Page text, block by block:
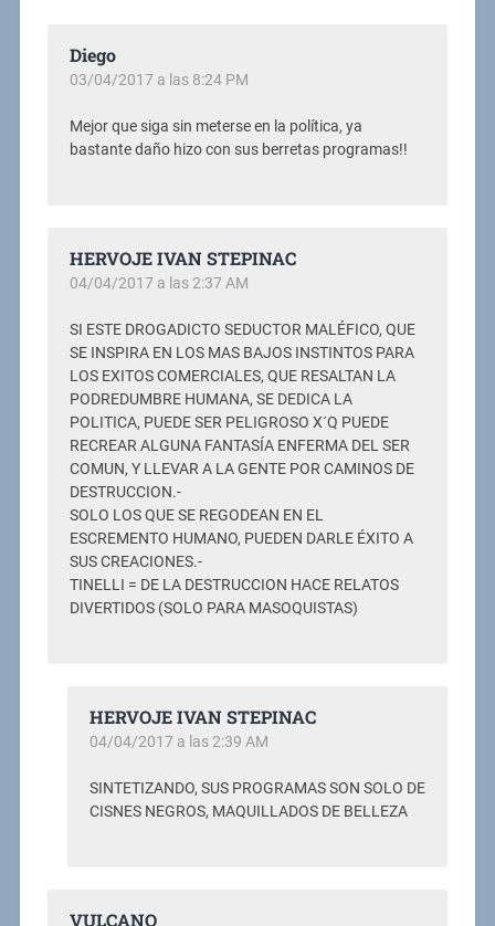
Diego
03/04/2017 a las 8:24 PM
Mejor que siga sin meterse en la política, ya
bastante daño hizo con sus berretas programas!!
HERVOJE IVAN STEPINAC
04/04/2017 a las 2:37 AM
SI ESTE DROGADICTO SEDUCTOR MALÉFICO, QUE
SE INSPIRA EN LOS MAS BAJOS INSTINTOS PARA
LOS EXITOS COMERCIALES, QUE RESALTAN LA
PODREDUMBRE HUMANA, SE DEDICA LA
POLITICA, PUEDE SER PELIGROSO X´Q PUEDE
RECREAR ALGUNA FANTASÍA ENFERMA DEL SER
COMUN, Y LLEVAR A LA GENTE POR CAMINOS DE
DESTRUCCION.-
SOLO LOS QUE SE REGODEAN EN EL
ESCREMENTO HUMANO, PUEDEN DARLE ÉXITO A
SUS CREACIONES.-
TINELLI = DE LA DESTRUCCION HACE RELATOS
DIVERTIDOS (SOLO PARA MASOQUISTAS)
HERVOJE IVAN STEPINAC
04/04/2017 a las 2:39 AM
SINTETIZANDO, SUS PROGRAMAS SON SOLO DE
CISNES NEGROS, MAQUILLADOS DE BELLEZA
VULCANO